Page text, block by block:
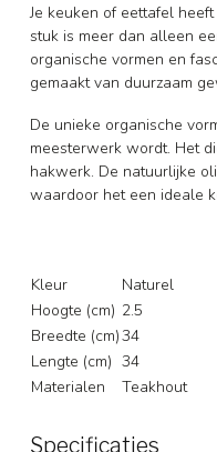
Je keuken of eettafel
stuk is meer dan alleen
organische vormen en
gemaakt van duurzaam
De unieke organische
meesterwerk wordt. Het
hakwerk. De natuurlijke
waardoor het een ideale
Kleur
Naturel
Hoogte (cm) 2.5
Breedte (cm)34
Lengte (cm) 34
Materialen
Teakhout
Specificaties